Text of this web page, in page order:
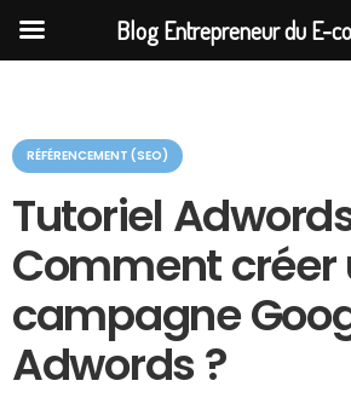
C
a
o
RÉFÉRENCEMENT (SEO)
Tutoriel
Comment créer
campagne
Adwords ?
Blog Entrepreneur du E-